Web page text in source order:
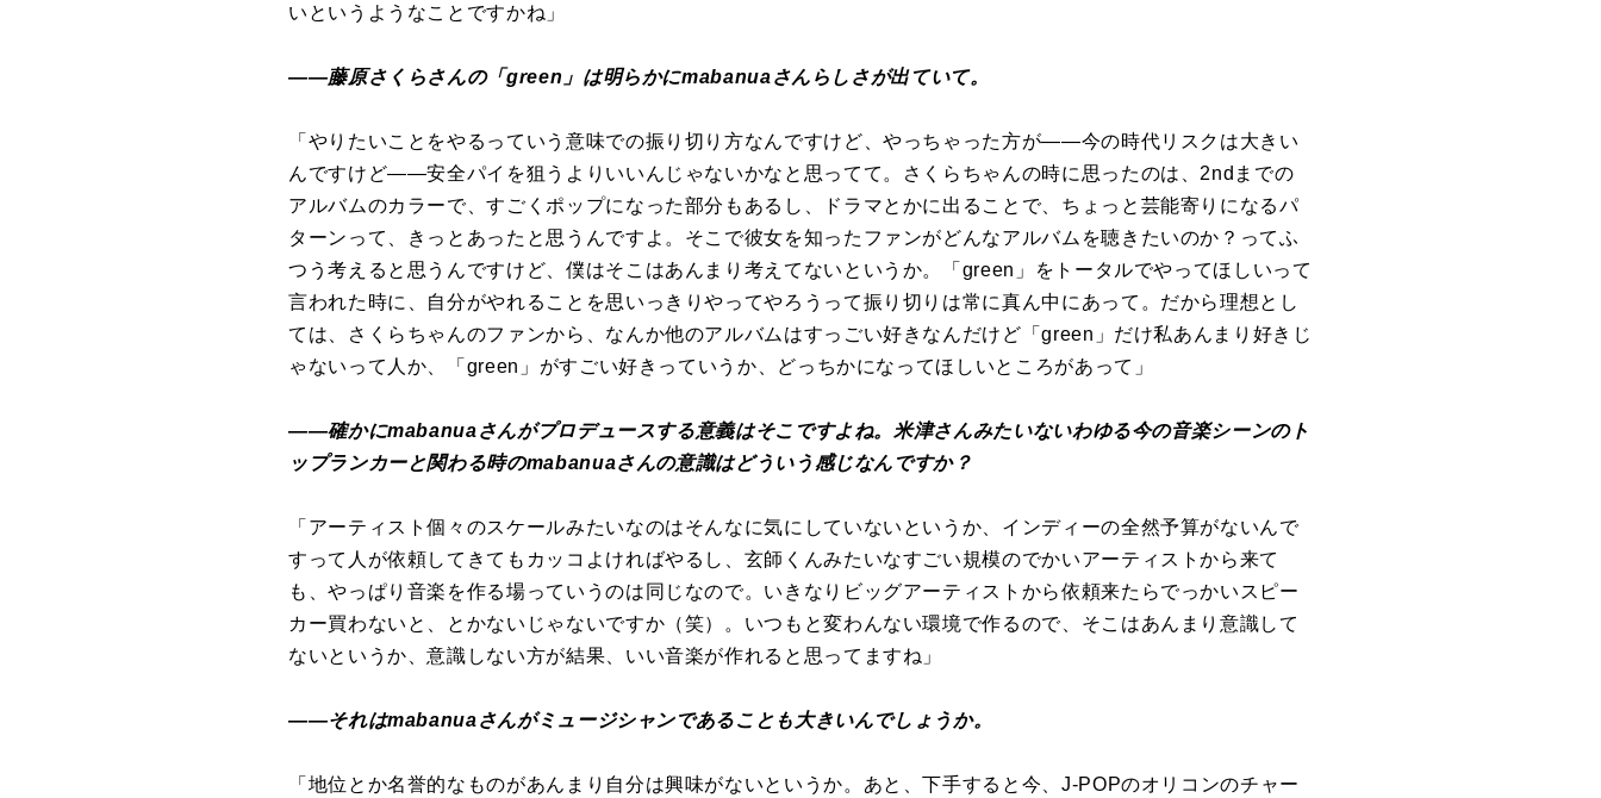
いというようなことですかね」
――藤原さくらさんの「green」は明らかにmabanuaさんらしさが出ていて。
「やりたいことをやるっていう意味での振り切り方なんですけど、やっちゃった方が――今の時代リスクは大きい
んですけど――安全パイを狙うよりいいんじゃないかなと思ってて。さくらちゃんの時に思ったのは、2ndまでの
アルバムのカラーで、すごくポップになった部分もあるし、ドラマとかに出ることで、ちょっと芸能寄りになるパ
ターンって、きっとあったと思うんですよ。そこで彼女を知ったファンがどんなアルバムを聴きたいのか？ってふ
つう考えると思うんですけど、僕はそこはあんまり考えてないというか。「green」をトータルでやってほしいって
言われた時に、自分がやれることを思いっきりやってやろうって振り切りは常に真ん中にあって。だから理想とし
ては、さくらちゃんのファンから、なんか他のアルバムはすっごい好きなんだけど「green」だけ私あんまり好きじ
ゃないって人か、「green」がすごい好きっていうか、どっちかになってほしいところがあって」
――確かにmabanuaさんがプロデュースする意義はそこですよね。米津さんみたいないわゆる今の音楽シーンのト
ップランカーと関わる時のmabanuaさんの意識はどういう感じなんですか？
「アーティスト個々のスケールみたいなのはそんなに気にしていないというか、インディーの全然予算がないんで
すって人が依頼してきてもカッコよければやるし、玄師くんみたいなすごい規模のでかいアーティストから来て
も、やっぱり音楽を作る場っていうのは同じなので。いきなりビッグアーティストから依頼来たらでっかいスピー
カー買わないと、とかないじゃないですか（笑）。いつもと変わんない環境で作るので、そこはあんまり意識して
ないというか、意識しない方が結果、いい音楽が作れると思ってますね」
――それはmabanuaさんがミュージシャンであることも大きいんでしょうか。
「地位とか名誉的なものがあんまり自分は興味がないというか。あと、下手すると今、J-POPのオリコンのチャー